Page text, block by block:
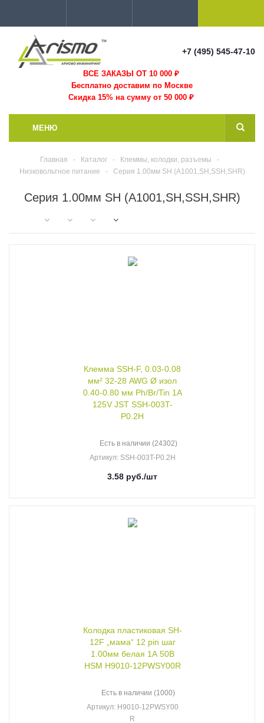
+7 (495) 545-47-10
ВСЕ ЗАКАЗЫ ОТ 10 000₽
Бесплатно доставим по Москве
Скидка 15% на сумму от 50 000 ₽
МЕНЮ
Главная - Каталог - Клеммы, колодки, разъемы
-
Низковольтное питание
- Серия 1.00мм SH (A1001,SH,SSH,SHR)
Серия 1.00мм SH (A1001,SH,SSH,SHR)
Клемма SSH-F, 0.03-0.08
мм² 32-28 AWG Ø изол
0.40-0.80 мм Ph/Br/Tin 1A
125V JST SSH-003T-
P0.2H
Есть в наличии (24302)
Артикул: SSH-003T-P0.2H
3.58 руб./шт
Колодка пластиковая SH-
12F „мама“ 12 pin шаг
1.00мм белая 1А 50В
HSM H9010-12PWSY00R
Есть в наличии (1000)
Артикул: H9010-12PWSY00
R